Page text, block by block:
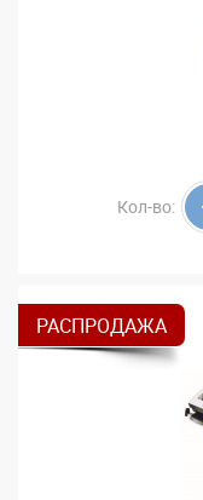
Кол-во:
РАСПРОДАЖА